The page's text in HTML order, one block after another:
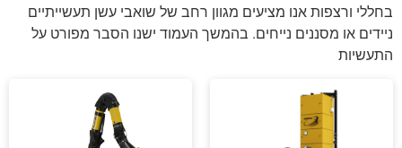
בחללי ורצפות אנו מציעים מגוון רחב של שואבי עשן תעשייתיים
ניידים או מסננים נייחים. בהמשך העמוד ישנו הסבר מפורט על
התעשיות